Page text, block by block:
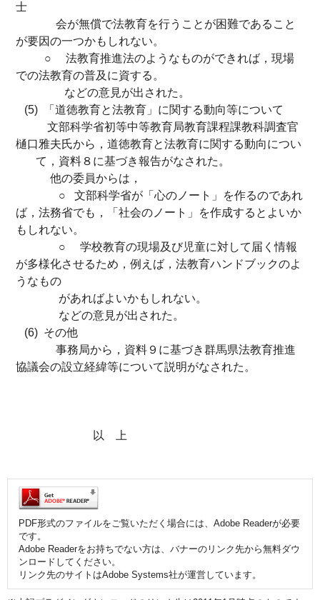
士
会が無償で法教育を行うことが困難であること
が要因の一つかもしれない。
○ 法教育推進法のようなものができれば，現場
での法教育の普及に資する。
などの意見が出された。
(5) 「道徳教育と法教育」に関する動向等について
文部科学省初等中等教育局教育課程課教科調査官
樋口雅夫氏から，道徳教育と法教育に関する動向につい
て，資料８に基づき報告がなされた。
他の委員からは，
○ 文部科学省が「心のノート」を作るのであれ
ば，法務省でも，「社会のノート」を作成するとよいか
もしれない。
○ 学校教育の現場及び児童に対して届く情報
が多様化させるため，例えば，法教育ハンドブックのよ
うなもの
があればよいかもしれない。
などの意見が出された。
(6) その他
事務局から，資料９に基づき群馬県法教育推進
協議会の設立経緯等について説明がなされた。
以 上
PDF形式のファイルをご覧いただく場合には、Adobe Readerが必要
です。
Adobe Readerをお持ちでない方は、バナーのリンク先から無料ダウ
ンロードしてください。
リンク先のサイトはAdobe Systems社が運営しています。